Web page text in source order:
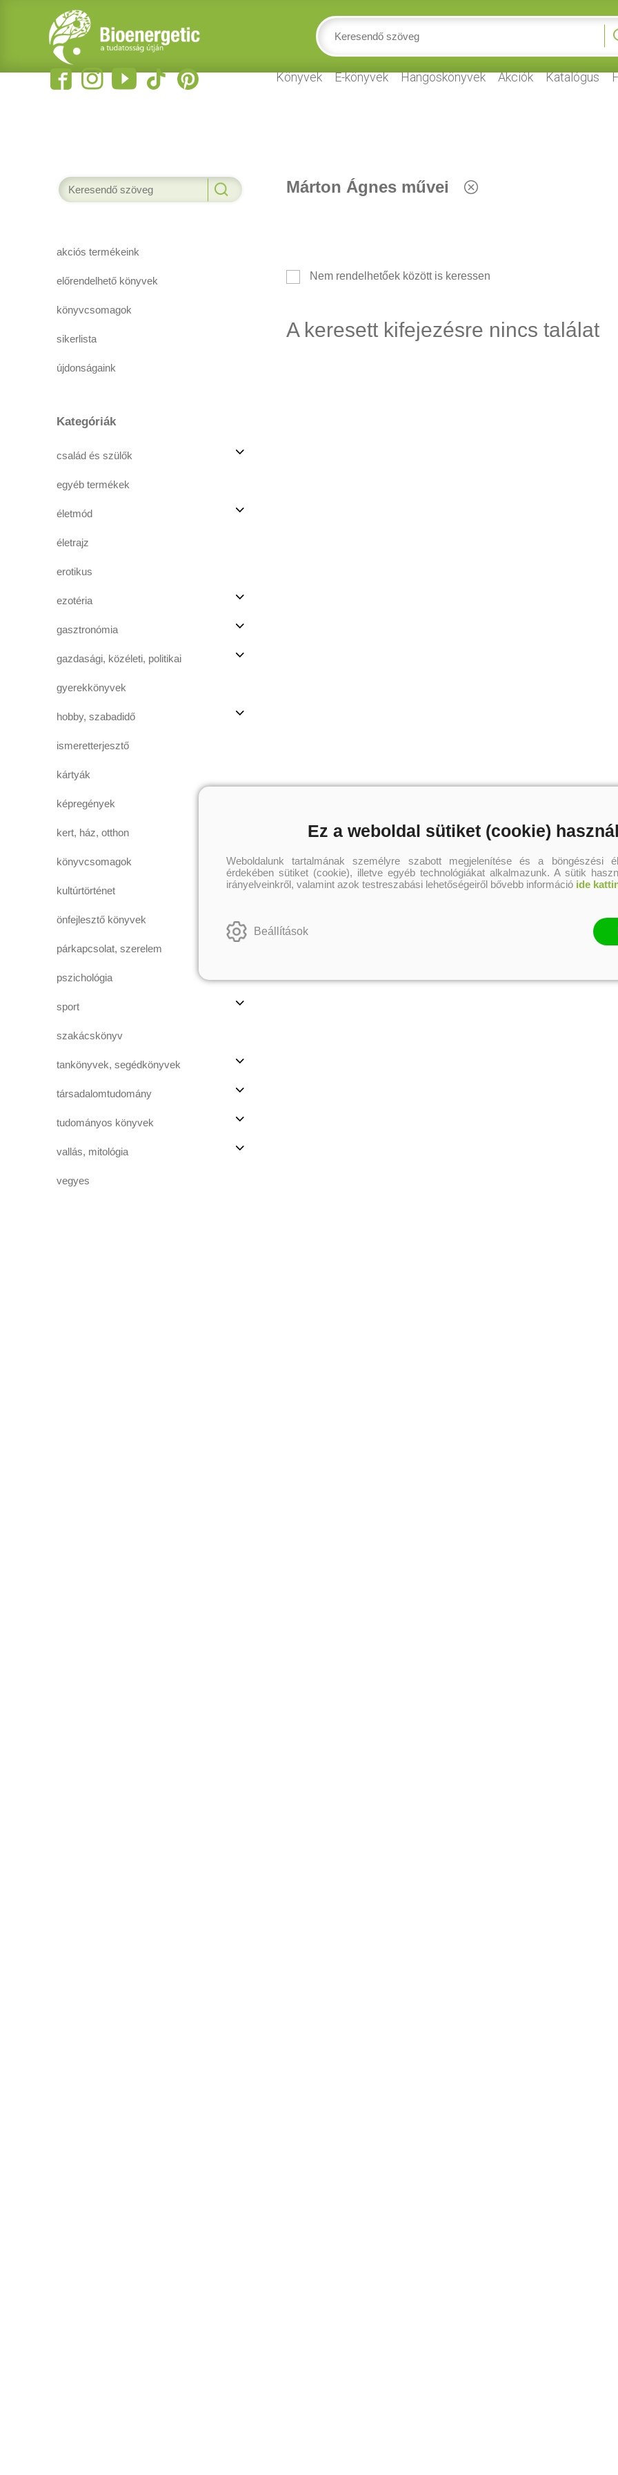
akciós termékeink
előrendelhető könyvek
könyvcsomagok
sikerlista
újdonságaink
Kategóriák
család és szülők
egyéb termékek
életmód
életrajz
erotikus
ezotéria
gasztronómia
gazdasági, közéleti, politikai
gyerekkönyvek
hobby, szabadidő
ismeretterjesztő
kártyák
képregények
kert, ház, otthon
könyvcsomagok
kultúrtörténet
önfejlesztő könyvek
párkapcsolat, szerelem
pszichológia
sport
szakácskönyv
tankönyvek, segédkönyvek
társadalomtudomány
tudományos könyvek
vallás, mitológia
vegyes
Márton Ágnes művei
Nem rendelhetőek között is keressen
A keresett kifejezésre nincs találat
Ez a weboldal sütiket (cookie) használ
Weboldalunk tartalmának személyre szabott megjelenítése és a böngészési
érdekében sütiket (cookie), illetve egyéb technológiákat alkalmazunk. A sütik
irányelveinkről, valamint azok testreszabási lehetőségeiről bővebb információ ide
Beállítások